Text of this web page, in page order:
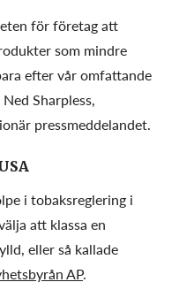
för företag att
som mindre
efter vår omfattande
Sharpless,
pressmeddelandet.
i tobaksreglering i
att klassa en
eller så kallade
AP.